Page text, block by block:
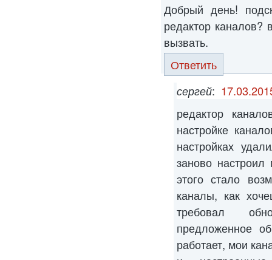
Добрый день!
редактор каналов?
вызвать.
Ответить
сергей:
редактор
настройке
настройках
заново
этого стало
каналы, как
требовал
предложенное
работает, мои